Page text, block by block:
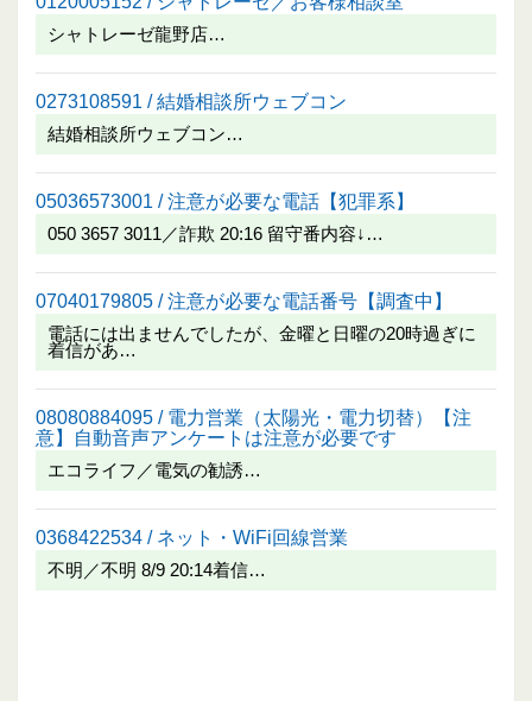
シャトレーゼ龍野店…
0273108591 / 結婚相談所ウェブコン
結婚相談所ウェブコン…
05036573001 / 注意が必要な電話【犯罪系】
050 3657 3011／詐欺 20:16 留守番内容↓…
07040179805 / 注意が必要な電話番号【調査中】
電話には出ませんでしたが、金曜と日曜の20時過ぎに
着信があ…
08080884095 / 電力営業（太陽光・電力切替）【注
意】自動音声アンケートは注意が必要です
エコライフ／電気の勧誘…
0368422534 / ネット・WiFi回線営業
不明／不明 8/9 20:14着信…